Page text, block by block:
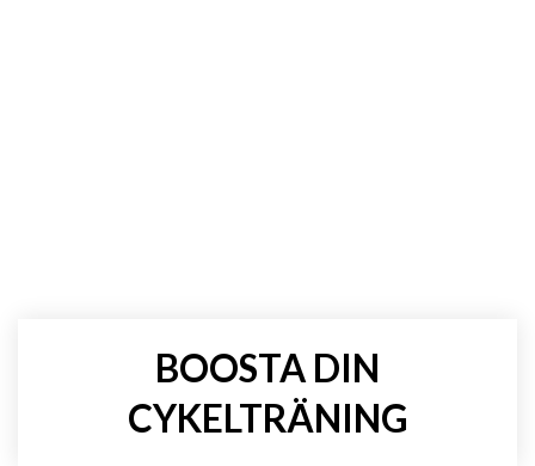
BOOSTA DIN
CYKELTRÄNING